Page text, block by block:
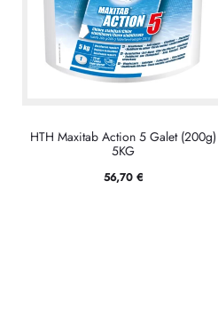
HTH Maxitab Action 5 Galet (200g)
5KG
56,70€